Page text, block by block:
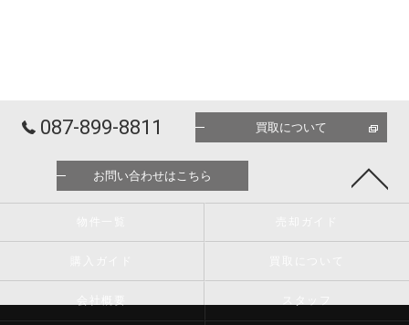
087-899-8811 買取について
お問い合わせはこちら